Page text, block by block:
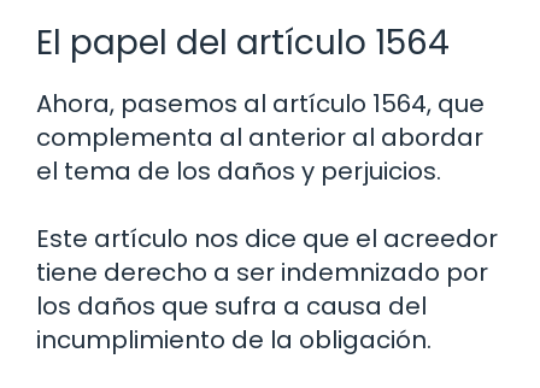
El papel del artículo 1564
Ahora, pasemos al artículo 1564, que
complementa al anterior al abordar
el tema de los daños y perjuicios.
Este artículo nos dice que el acreedor
tiene derecho a ser indemnizado por
los daños que sufra a causa del
incumplimiento de la obligación.